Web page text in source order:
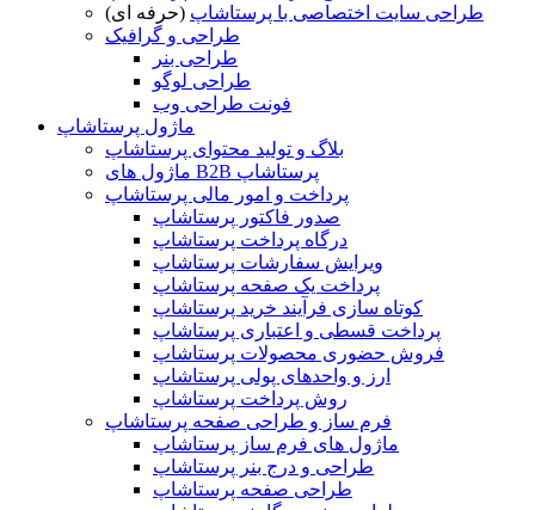
طراحی سایت اختصاصی با پرستاشاپ (حرفه ای)
طراحی و گرافیک
طراحی بنر
طراحی لوگو
فونت طراحی وب
ماژول پرستاشاپ
بلاگ و تولید محتوای پرستاشاپ
ماژول های B2B پرستاشاپ
پرداخت و امور مالی پرستاشاپ
صدور فاکتور پرستاشاپ
درگاه پرداخت پرستاشاپ
ویرایش سفارشات پرستاشاپ
پرداخت یک صفحه پرستاشاپ
کوتاه سازی فرآیند خرید پرستاشاپ
پرداخت قسطی و اعتباری پرستاشاپ
فروش حضوری محصولات پرستاشاپ
ارز و واحدهای پولی پرستاشاپ
روش پرداخت پرستاشاپ
فرم ساز و طراحی صفحه پرستاشاپ
ماژول های فرم ساز پرستاشاپ
طراحی و درج بنر پرستاشاپ
طراحی صفحه پرستاشاپ